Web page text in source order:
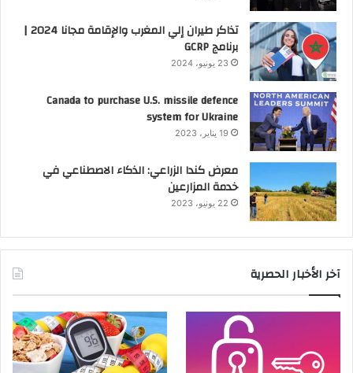
تذاكر طيران إلي المغرب والإقامة مجانا 2024 |
برنامج GCRP
23 يونيو، 2024
Canada to purchase U.S. missile defence
system for Ukraine
19 يناير، 2023
معرض كندا الزراعي: الذكاء الاصطناعي في
خدمة المزارعين
22 يونيو، 2023
آخر الأخبار الحصرية